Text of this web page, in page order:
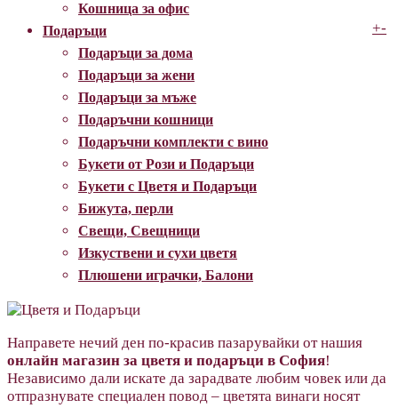
Кошница за офис
Подаръци
+-
Подаръци за дома
Подаръци за жени
Подаръци за мъже
Подаръчни кошници
Подаръчни комплекти с вино
Букети от Рози и Подаръци
Букети с Цветя и Подаръци
Бижута, перли
Свещи, Свещници
Изкуствени и сухи цветя
Плюшени играчки, Балони
Направете нечий ден по-красив пазарувайки от нашия
онлайн магазин за цветя и подаръци в София!
Независимо дали искате да зарадвате любим човек или да
отпразнувате специален повод – цветята винаги носят